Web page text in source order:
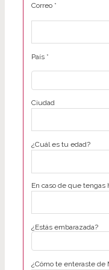
Correo *
País *
Ciudad
¿Cuál es tu edad?
En caso de que tengas
¿Estás embarazada?
¿Cómo te enteraste de